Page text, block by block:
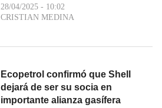
28/04/2025 - 10:02
CRISTIAN MEDINA
Ecopetrol confirmó que Shell
dejará de ser su socia en
importante alianza gasífera